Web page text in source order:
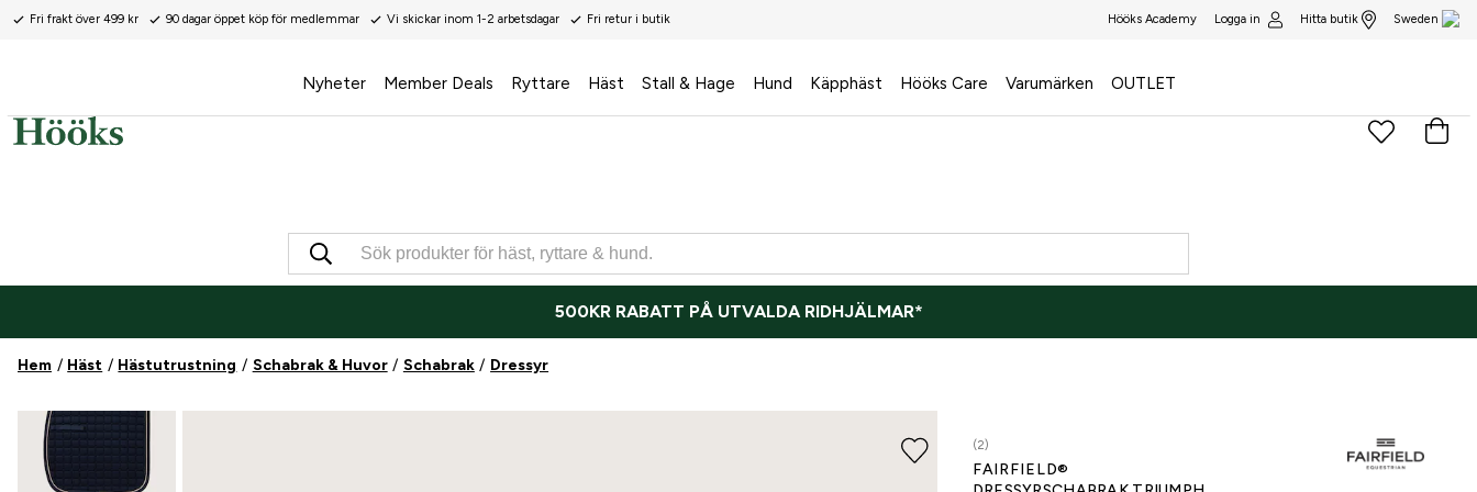
Fri frakt över 499 kr 90 dagar öppet köp för medlemmar Vi skickar inom 1-2 arbetsdagar Fri retur i butik Hööks Academy Logga in Hitta butik Sweden
Nyheter Member Deals Ryttare Häst Stall & Hage Hund Käpphäst Hööks Care Varumärken OUTLET
500KR RABATT PÅ UTVALDA RIDHJÄLMAR*
Hem Häst Hästutrustning Schabrak & Huvor Schabrak Dressyr
(2)
FAIRFIELD®